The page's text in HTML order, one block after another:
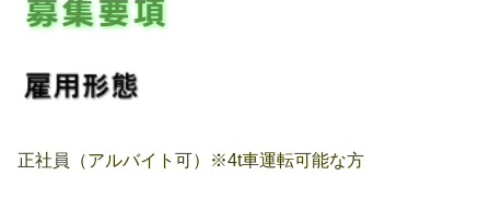
正社員（アルバイト可）※4t車運転可能な方